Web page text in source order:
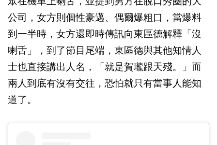
公司，女方則個性豪邁、偶爾爆粗口，當爆料
到一半時，女方還即時傳訊向東區德解釋「沒
喇舌」，到了節目尾端，東區德與其他知情人
士也直接講出人名，「就是賀瓏跟天殘。」而
兩人到底有沒有交往，恐怕就只有當事人能知
道了。